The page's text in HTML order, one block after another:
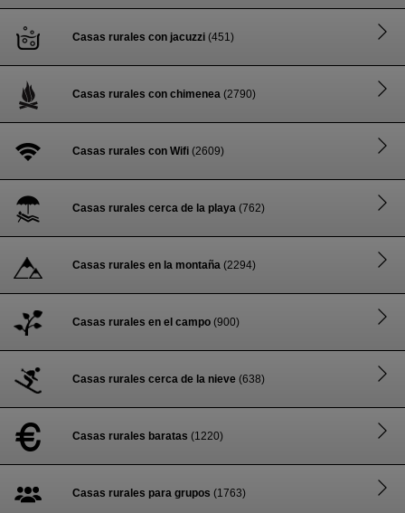
Casas rurales con jacuzzi (451)
Casas rurales con chimenea (2790)
Casas rurales con Wifi (2609)
Casas rurales cerca de la playa (762)
Casas rurales en la montaña (2294)
Casas rurales en el campo (900)
Casas rurales cerca de la nieve (638)
Casas rurales baratas (1220)
Casas rurales para grupos (1763)